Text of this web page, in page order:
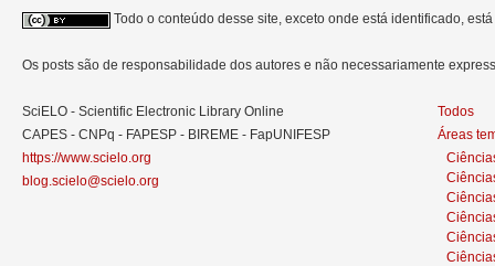
Todo o conteúdo desse site, exceto onde está identificado,
Os posts são de responsabilidade dos autores e não necessariamente
SciELO - Scientific Electronic Library Online
CAPES - CNPq - FAPESP - BIREME - FapUNIFESP
https://www.scielo.org
blog.scielo@scielo.org
Todos
Áreas